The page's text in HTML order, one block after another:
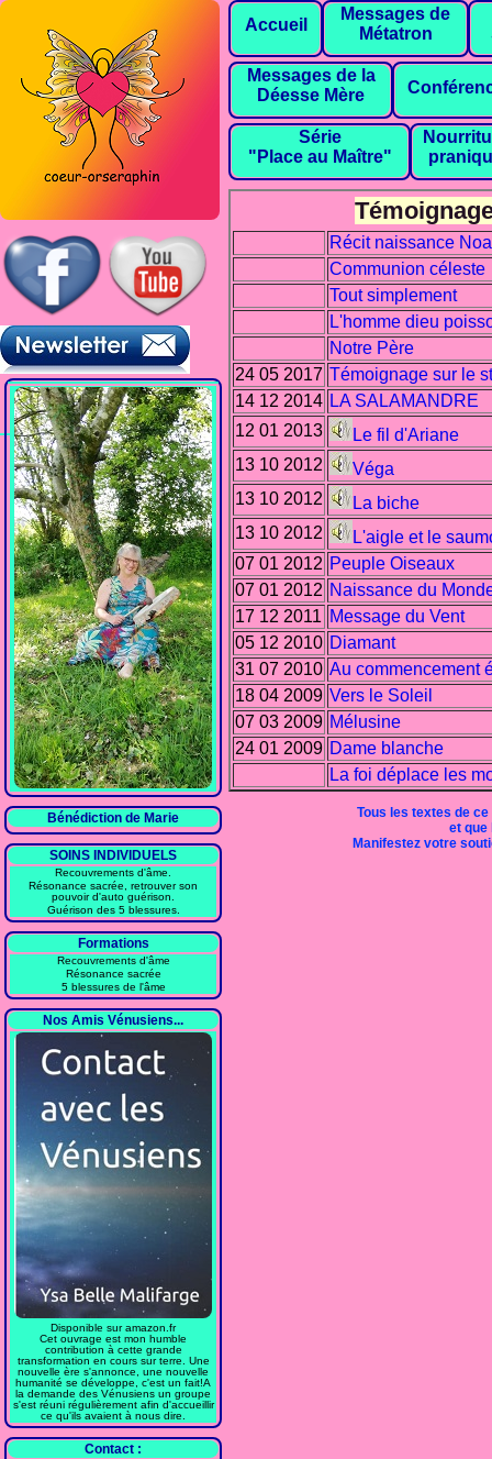
Bénédiction de Marie
SOINS INDIVIDUELS
Recouvrements d'âme.
Résonance sacrée, retrouver son
pouvoir d'auto guérison.
Guérison des 5 blessures.
Formations
Recouvrements d'âme
Résonance sacrée
5 blessures de l'âme
Nos Amis Vénusiens...
Disponible sur amazon.fr
Cet ouvrage est mon humble
contribution à cette grande
transformation en cours sur terre. Une
nouvelle ère s'annonce, une nouvelle
humanité se développe, c'est un fait!A
la demande des Vénusiens un groupe
s'est réuni régulièrement afin d'accueillir
ce qu'ils avaient à nous dire.
Contact :
Accueil
Messages de
Métatron
Messages de la
Déesse Mère
Série
"Place au Maître"
Récit naissance
Communion céleste
Tout simplement
L'homme dieu
Notre Père
24 05 2017 Témoignage sur le
14 12 2014 LA SALAMANDRE
12 01 2013
Le fil d'Ariane
13 10 2012
Véga
13 10 2012
La biche
13 10 2012
L'aigle et le
07 01 2012 Peuple Oiseaux
07 01 2012 Naissance du
17 12 2011 Message du Vent
05 12 2010 Diamant
31 07 2010 Au commencement
18 04 2009 Vers le Soleil
07 03 2009 Mélusine
24 01 2009 Dame blanche
La foi déplace les
Tous les textes de
et
Manifestez votre